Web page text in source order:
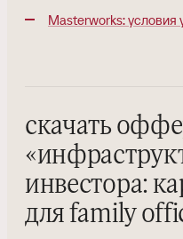
Masterworks: условия
скачать
«
инвестора:
для family